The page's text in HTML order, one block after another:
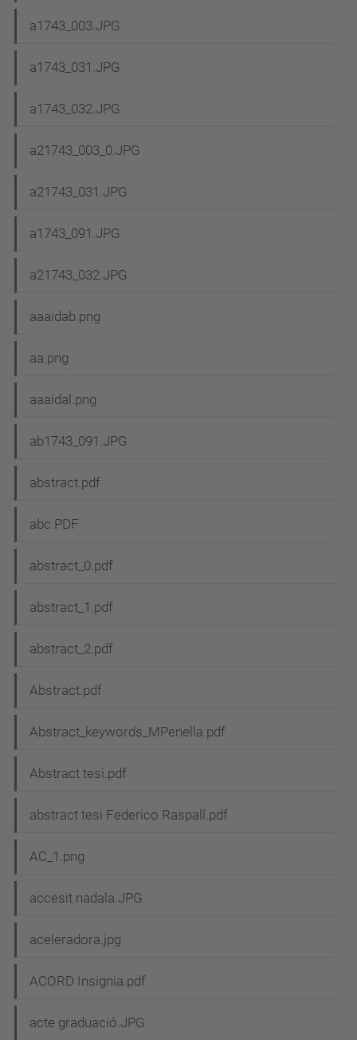
a1743_003.JPG
a1743_031.JPG
a1743_032.JPG
a21743_003_0.JPG
a21743_031.JPG
a1743_091.JPG
a21743_032.JPG
aaaidab.png
aa.png
aaaidal.png
ab1743_091.JPG
abstract.pdf
abc.PDF
abstract_0.pdf
abstract_1.pdf
abstract_2.pdf
Abstract.pdf
Abstract_keywords_MPenella.pdf
Abstract tesi.pdf
abstract tesi Federico Raspall.pdf
AC_1.png
accesit nadala.JPG
aceleradora.jpg
ACORD Insignia.pdf
acte graduació.JPG